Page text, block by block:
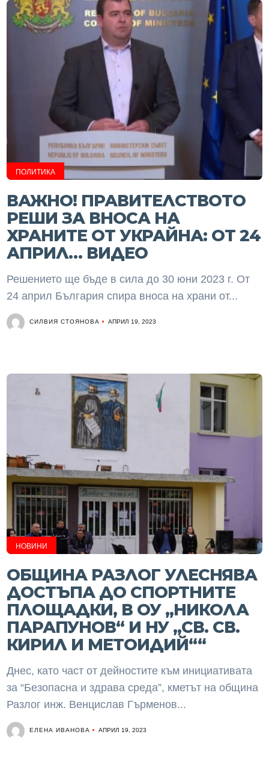
ПОЛИТИКА
ВАЖНО! ПРАВИТЕЛСТВОТО
РЕШИ ЗА ВНОСА НА
ХРАНИТЕ ОТ УКРАЙНА: ОТ 24
АПРИЛ… ВИДЕО
Решението ще бъде в сила до 30 юни 2023 г. От
24 април България спира вноса на храни от...
СИЛВИЯ СТОЯНОВА АПРИЛ 19, 2023
НОВИНИ
ОБЩИНА РАЗЛОГ УЛЕСНЯВА
ДОСТЪПА ДО СПОРТНИТЕ
ПЛОЩАДКИ, В ОУ „НИКОЛА
ПАРАПУНОВ“ И НУ „СВ. СВ.
КИРИЛ И МЕТОИДИЙ““
Днес, като част от дейностите към инициативата
за “Безопасна и здрава среда”, кметът на община
Разлог инж. Венцислав Гърменов...
ЕЛЕНА ИВАНОВА АПРИЛ 19, 2023